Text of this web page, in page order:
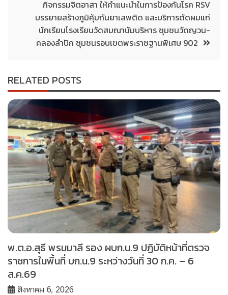
กิจกรรมจิตอาสา ให้คำแนะนำในการป้องกันโรค RSV
บรรยายสร้างภูมิคุ้มกันยาเสพติด และบริการตัดผมแก่
นักเรียนโรงเรียนวัดสมณานัมบริหาร ชุมชนวัดญวน-
คลองลำปัก ชุมชนรอบเขตพระราชฐานพิเศษ 902
RELATED POSTS
พ.ต.อ.สุธี พรมมาลี รอง ผบก.น.9 ปฏิบัติหน้าที่ตรวจ
ราชการในพื้นที่ บก.น.9 ระหว่างวันที่ 30 ก.ค. – 6
ส.ค.69
สิงหาคม 6, 2026